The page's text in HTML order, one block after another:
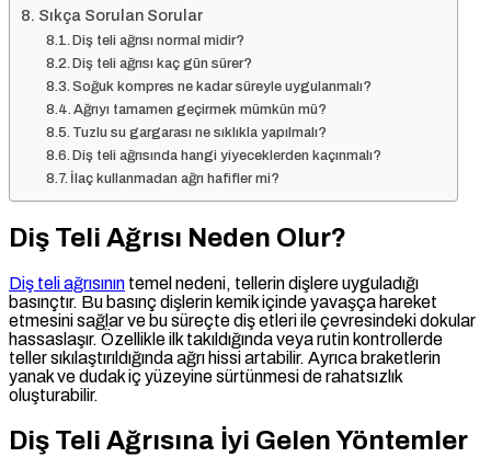
Sıkça Sorulan Sorular
Diş teli ağrısı normal midir?
Diş teli ağrısı kaç gün sürer?
Soğuk kompres ne kadar süreyle uygulanmalı?
Ağrıyı tamamen geçirmek mümkün mü?
Tuzlu su gargarası ne sıklıkla yapılmalı?
Diş teli ağrısında hangi yiyeceklerden kaçınmalı?
İlaç kullanmadan ağrı hafifler mi?
Diş Teli Ağrısı Neden Olur?
Diş teli ağrısının temel nedeni, tellerin dişlere uyguladığı
basınçtır. Bu basınç dişlerin kemik içinde yavaşça hareket
etmesini sağlar ve bu süreçte diş etleri ile çevresindeki dokular
hassaslaşır. Özellikle ilk takıldığında veya rutin kontrollerde
teller sıkılaştırıldığında ağrı hissi artabilir. Ayrıca braketlerin
yanak ve dudak iç yüzeyine sürtünmesi de rahatsızlık
oluşturabilir.
Diş Teli Ağrısına İyi Gelen Yöntemler